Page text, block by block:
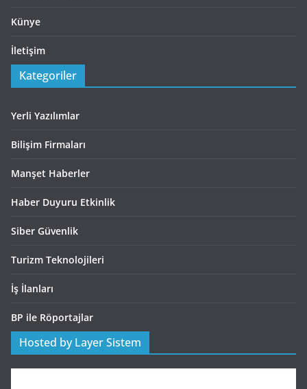
Künye
İletişim
Kategoriler
Yerli Yazılımlar
Bilişim Firmaları
Manşet Haberler
Haber Duyuru Etkinlik
Siber Güvenlik
Turizm Teknolojileri
İş İlanları
BP ile Röportajlar
Hosted by Layer Sistem